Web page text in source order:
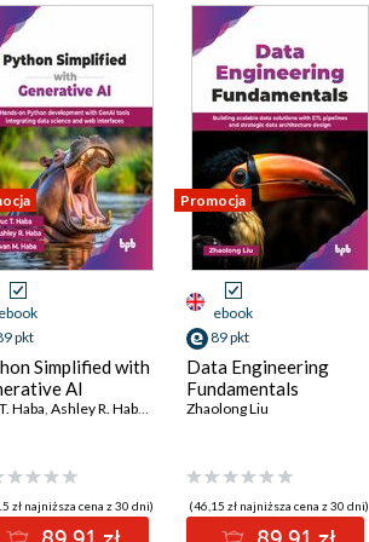
ebook
pkt
Simplified with
AI
Haba, Ashley R. Haba , Evan M. Haba
zł najniższa cena z 30 dni)
Promocja
ebook
89 pkt
Data Engineering
Fundamentals
Zhaolong Liu
(46,15 zł najniższa cena z 30 dni)